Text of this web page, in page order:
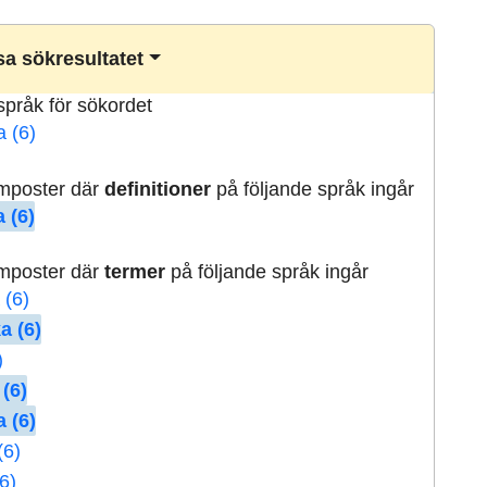
sökresultatet
för sökordet
(6)
därdefinitioner på följande språk ingår
(6)
därtermer på följande språk ingår
(6)
(6)
(6)